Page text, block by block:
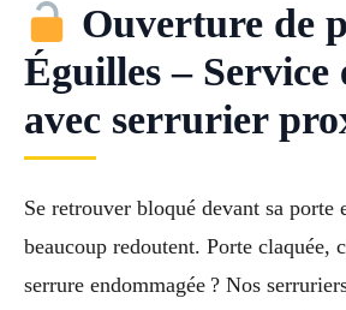
Ouverture de
Éguilles – Service
avec serrurier
Se retrouver bloqué devant sa porte
beaucoup redoutent. Porte claquée,
serrure endommagée ? Nos